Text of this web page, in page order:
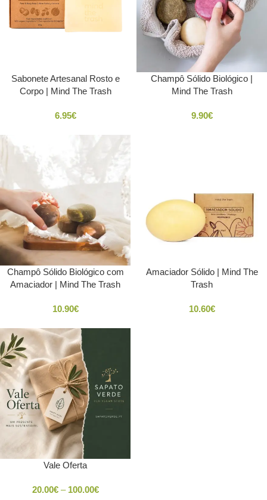
Sabonete Artesanal Rosto e
Corpo | Mind The Trash
6.95€
Champô Sólido Biológico |
Mind The Trash
9.90€
Champô Sólido Biológico com
Amaciador | Mind The Trash
10.90€
Amaciador Sólido | Mind The
Trash
10.60€
Vale Oferta
20.00€ – 100.00€